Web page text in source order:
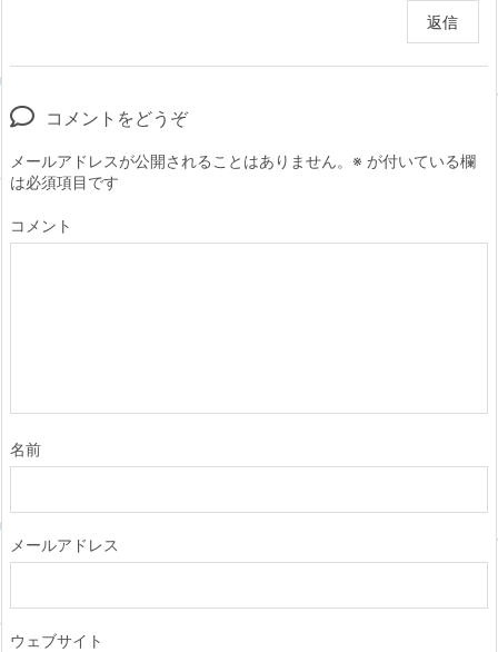
返信
コメントをどうぞ
メールアドレスが公開されることはありません。 ※ が付いている欄
は必須項目です
コメント
名前
メールアドレス
ウェブサイト